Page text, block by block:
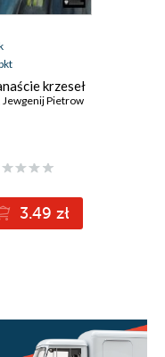
krzeseł
Jewgenij Pietrow
3.49 zł